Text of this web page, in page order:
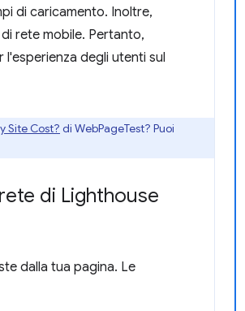
di caricamento. Inoltre,
rete mobile. Pertanto,
degli utenti sul
Site Cost? di WebPageTest? Puoi
di Lighthouse
dalla tua pagina. Le